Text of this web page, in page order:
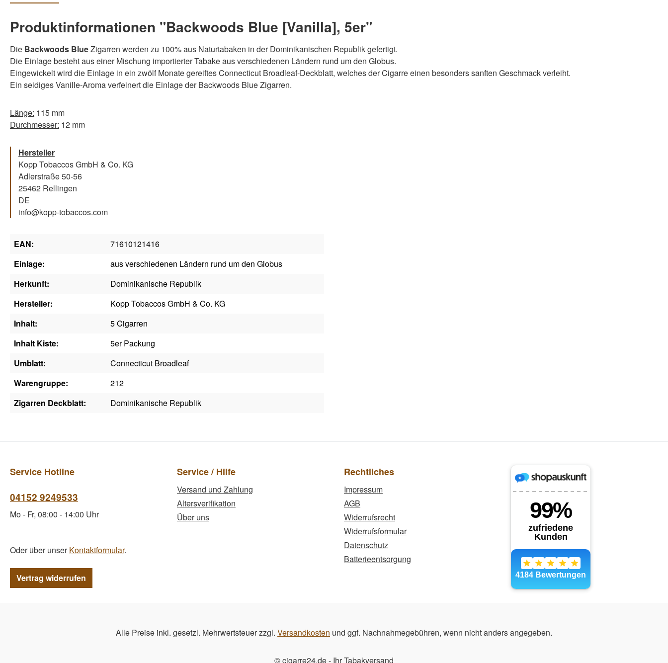
Produktinformationen "Backwoods Blue [Vanilla], 5er"
Die Backwoods BlueZigarren werden zu 100% aus Naturtabaken in der Dominikanischen Republik gefertigt.
Die Einlage besteht aus einer Mischung importierter Tabake aus verschiedenen Ländern rund um den Globus.
Eingewickelt wird die Einlage in ein zwölf Monate gereiftes Connecticut Broadleaf-Deckblatt, welches der Cigarre einen besonders sanften Geschmack verleiht.
Ein seidiges Vanille-Aroma verfeinert die Einlage der Backwoods Blue Zigarren.
Länge: 115 mm
Durchmesser: 12 mm
Hersteller
Kopp Tobaccos GmbH & Co. KG
Adlerstraße 50-56
25462 Rellingen
DE
info@kopp-tobaccos.com
EAN:
71610121416
Einlage:
aus verschiedenen Ländern rund um den Globus
Herkunft:
Dominikanische Republik
Hersteller:
Kopp Tobaccos GmbH & Co. KG
Inhalt:
5 Cigarren
Inhalt Kiste:
5er Packung
Umblatt:
Connecticut Broadleaf
Warengruppe:
212
Zigarren Deckblatt:
Dominikanische Republik
Service Hotline
04152 9249533
Mo - Fr, 08:00 - 14:00 Uhr
Oder über unserKontaktformular.
Vertrag widerrufen
Service / Hilfe
Versand und Zahlung
Altersverifikation
Über uns
Rechtliches
Impressum
AGB
Widerrufsrecht
Widerrufsformular
Datenschutz
Batterieentsorgung
Alle Preise inkl. gesetzl. Mehrwertsteuer zzgl. Versandkosten und ggf. Nachnahmegebühren, wenn nicht anders angegeben.
© cigarre24.de - Ihr Tabakversand